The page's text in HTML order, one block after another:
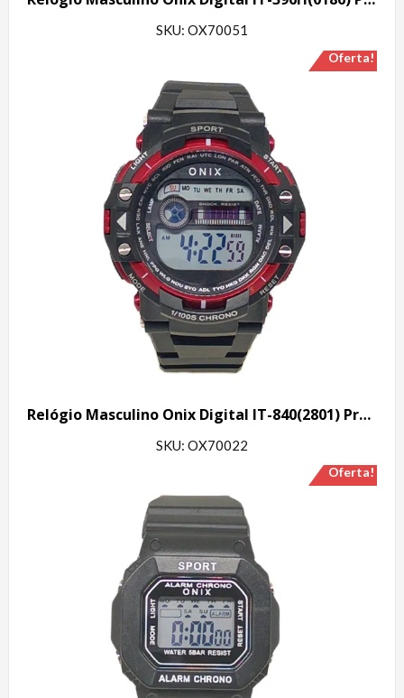
SKU: OX70051
Oferta!
Relógio Masculino Onix Digital IT-840(2801) Preto e Vermelho
SKU: OX70022
Oferta!